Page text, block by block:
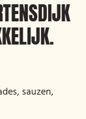
sauzen,